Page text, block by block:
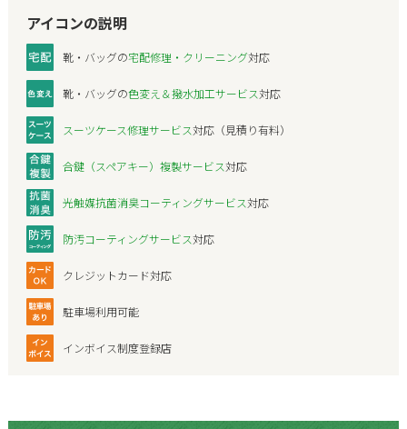
アイコンの説明
靴・バッグの宅配修理・クリーニング対応
靴・バッグの色変え＆撥水加工サービス対応
スーツケース修理サービス対応（見積り有料）
合鍵（スペアキー）複製サービス対応
光触媒抗菌消臭コーティングサービス対応
防汚コーティングサービス対応
クレジットカード対応
駐車場利用可能
インボイス制度登録店